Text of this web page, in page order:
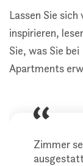
Lassen Sie
inspirieren,
Sie, was Sie
Apartments
Zimmer